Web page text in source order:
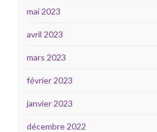
mai 2023
avril 2023
mars 2023
février 2023
janvier 2023
décembre 2022